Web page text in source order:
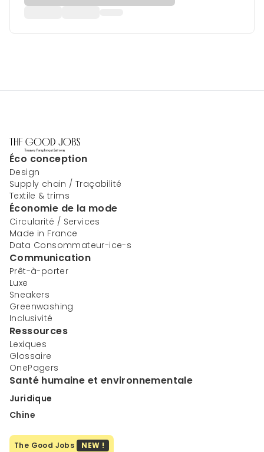
Éco conception
Design
Supply chain / Traçabilité
Textile & trims
Économie de la mode
Circularité / Services
Made in France
Data Consommateur-ice-s
Communication
Prêt-à-porter
Luxe
Sneakers
Greenwashing
Inclusivité
Ressources
Lexiques
Glossaire
OnePagers
Santé humaine et environnementale
Juridique
Chine
The Good Jobs NEW !